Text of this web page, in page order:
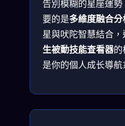
告別模糊的星座運
要的是多維度融合分
星與吠陀智慧結合
生被動技能查看器
是你的個人成长導航